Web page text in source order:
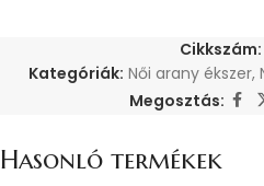
Cikkszám:
Kategóriák: Női arany ékszer,
Megosztás:
Hasonló termékek